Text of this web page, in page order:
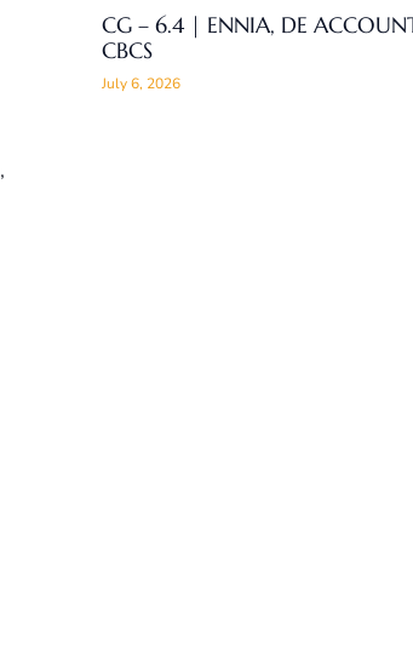
,
CG – 6.4 | ENNIA, DE
CBCS
July 6, 2026